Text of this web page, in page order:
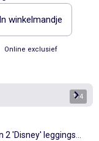
In winkelmandje
Online exclusief
1/4
2 'Disney' leggings